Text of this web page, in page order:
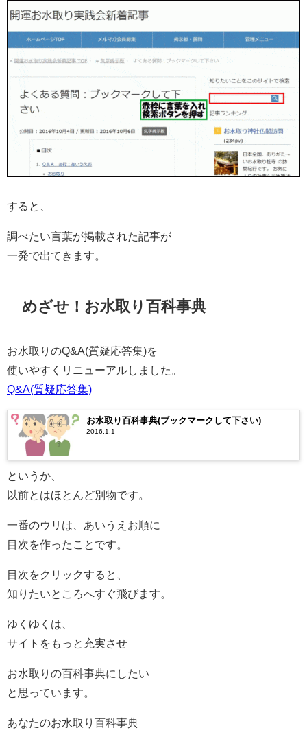
すると、
調べたい言葉が掲載された記事が
一発で出てきます。
めざせ！お水取り百科事典
お水取りのQ&A(質疑応答集)を
使いやすくリニューアルしました。
Q&A(質疑応答集)
お水取り百科事典(ブックマークして下さい)
2016.1.1
というか、
以前とはほとんど別物です。
一番のウリは、あいうえお順に
目次を作ったことです。
目次をクリックすると、
知りたいところへすぐ飛びます。
ゆくゆくは、
サイトをもっと充実させ
お水取りの百科事典にしたい
と思っています。
あなたのお水取り百科事典